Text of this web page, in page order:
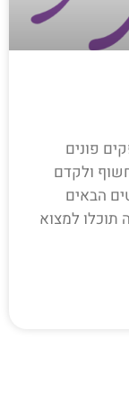
פונים
ולקדם
הבאים
למצוא